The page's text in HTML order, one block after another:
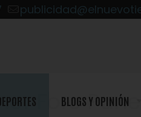
BLOGS Y OPINIÓN
Foro